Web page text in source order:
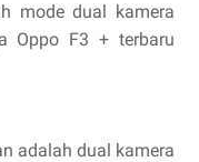
mode dual kamera
Oppo F3 + terbaru
adalah dual kamera